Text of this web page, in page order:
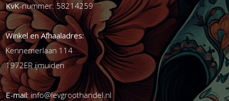
KvK-nummer: 58214259
Winkel en Afhaaladres:
Kennemerlaan 114
1972ER ijmuiden
E-mail:info@levgroothandel.nl